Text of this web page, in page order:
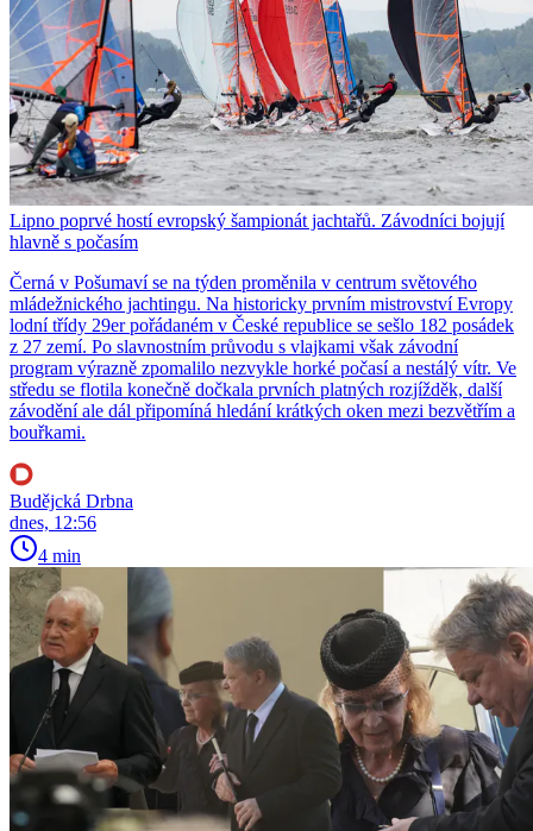
Lipno poprvé hostí evropský šampionát jachtařů. Závodníci bojují
hlavně s počasím
Černá v Pošumaví se na týden proměnila v centrum světového
mládežnického jachtingu. Na historicky prvním mistrovství Evropy
lodní třídy 29er pořádaném v České republice se sešlo 182 posádek
z 27 zemí. Po slavnostním průvodu s vlajkami však závodní
program výrazně zpomalilo nezvykle horké počasí a nestálý vítr. Ve
středu se flotila konečně dočkala prvních platných rozjížděk, další
závodění ale dál připomíná hledání krátkých oken mezi bezvětřím a
bouřkami.
Budějcká Drbna
dnes, 12:56
4 min